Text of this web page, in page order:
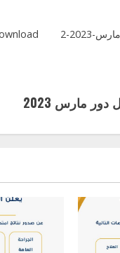
2023-2
مارس 2023